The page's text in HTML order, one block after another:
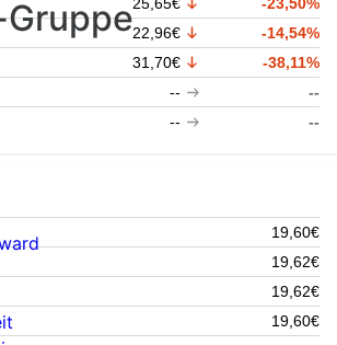
22,96€
-14,54%
31,70€
-38,11%
--
--
-- --
19,60€
19,62€
19,62€
19,60€